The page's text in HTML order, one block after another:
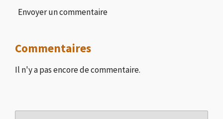
Envoyer un commentaire
Commentaires
Il n'y a pas encore de commentaire.